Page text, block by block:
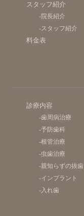
スタッフ紹介
-院長紹介
-スタッフ紹介
料金表
診療内容
-歯周病治療
-予防歯科
-根管治療
-虫歯治療
-親知らずの抜歯
-インプラント
-入れ歯